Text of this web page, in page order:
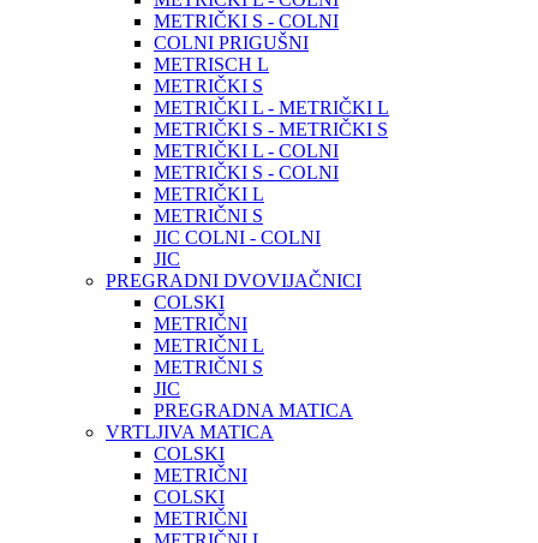
METRIČKI S - COLNI
COLNI PRIGUŠNI
METRISCH L
METRIČKI S
METRIČKI L - METRIČKI L
METRIČKI S - METRIČKI S
METRIČKI L - COLNI
METRIČKI S - COLNI
METRIČKI L
METRIČNI S
JIC COLNI - COLNI
JIC
PREGRADNI DVOVIJAČNICI
COLSKI
METRIČNI
METRIČNI L
METRIČNI S
JIC
PREGRADNA MATICA
VRTLJIVA MATICA
COLSKI
METRIČNI
COLSKI
METRIČNI